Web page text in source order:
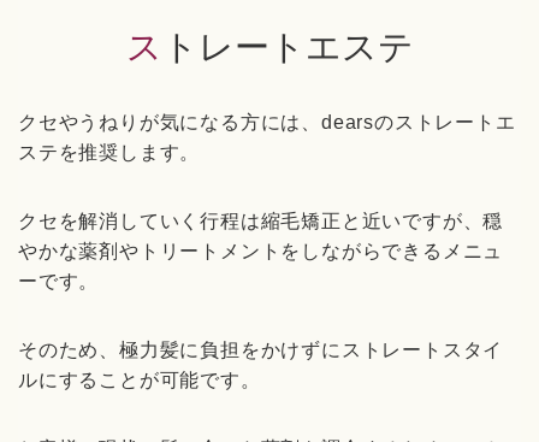
ストレートエステ
クセやうねりが気になる方には、dearsのストレートエ
ステを推奨します。
クセを解消していく行程は縮毛矯正と近いですが、穏
やかな薬剤やトリートメントをしながらできるメニュ
ーです。
そのため、極力髪に負担をかけずにストレートスタイ
ルにすることが可能です。